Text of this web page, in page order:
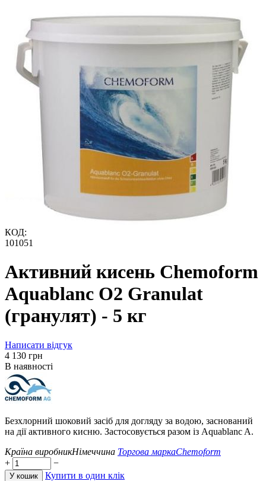
КОД:
101051
Активний кисень Chemoform
Aquablanc O2 Granulat
(гранулят) - 5 кг
Написати відгук
‍4 130‍ грн
В наявності
Безхлорний шоковий засіб для догляду за водою, заснований
на дії активного кисню. Застосовується разом із Aquablanc A.
Країна виробникНімеччина Торгова маркаChemoform
+
−
У кошик
Купити в один клік